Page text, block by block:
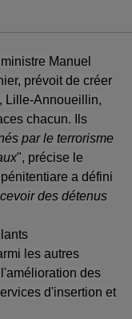
Manuel
prévoit de créer
Lille-Annoueillin,
chacun.
Ils
par le terrorisme
", précise le
a défini
des détenus
les autres
des
d'insertion et